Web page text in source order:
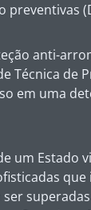
anti-
de
em uma
um